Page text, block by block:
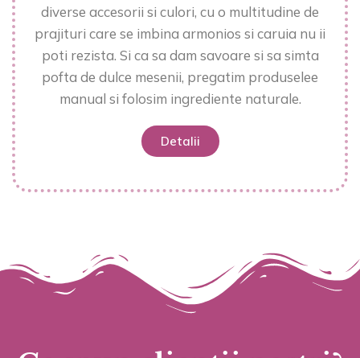
diverse accesorii si culori, cu o multitudine de
prajituri care se imbina armonios si caruia nu ii
poti rezista. Si ca sa dam savoare si sa simta
pofta de dulce mesenii, pregatim produselee
manual si folosim ingrediente naturale.
Detalii